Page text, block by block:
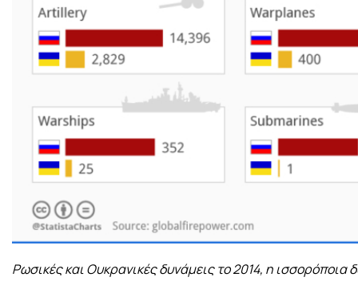
Ρωσικές και Ουκρανικές δυνάμεις το 2014, η ισσορόποια